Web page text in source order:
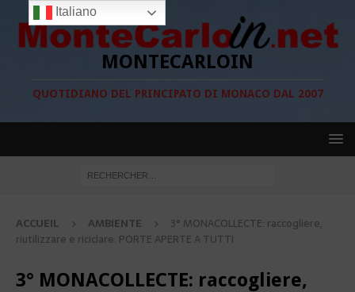
MONTECARLOIN
QUOTIDIANO DEL PRINCIPATO DI MONACO DAL 2007
ACCUEIL AMBIENTE
3° MONACOLLECTE: raccogliere,
riutilizzare e riciclare. PORTE APERTE A TUTTI
3° MONACOLLECTE: raccogliere,
Italiano